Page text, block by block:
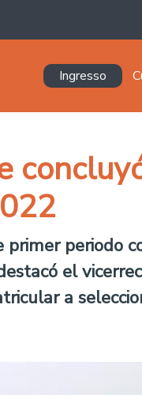
Navegación
Ingresso
periodo
el
a